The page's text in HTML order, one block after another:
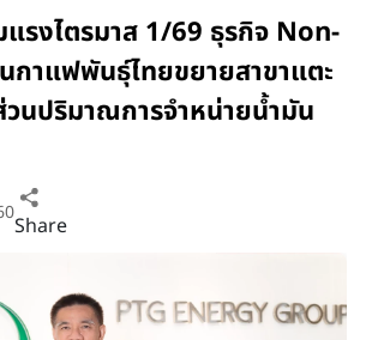
แรงไตรมาส 1/69 ธุรกิจ Non-
กาแฟพันธุ์ไทยขยายสาขาแตะ
นปริมาณการจำหน่ายน้ำมัน
Share